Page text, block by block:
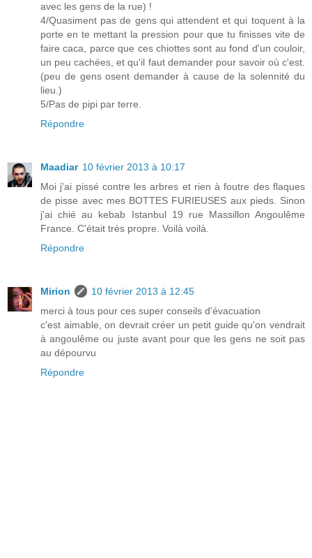
avec les gens de la rue) !
4/Quasiment pas de gens qui attendent et qui toquent à la
porte en te mettant la pression pour que tu finisses vite de
faire caca, parce que ces chiottes sont au fond d'un couloir,
un peu cachées, et qu'il faut demander pour savoir où c'est.
(peu de gens osent demander à cause de la solennité du
lieu.)
5/Pas de pipi par terre.
Répondre
Maadiar 10 février 2013 à 10:17
Moi j'ai pissé contre les arbres et rien à foutre des flaques
de pisse avec mes BOTTES FURIEUSES aux pieds. Sinon
j'ai chié au kebab Istanbul 19 rue Massillon Angoulême
France. C'était très propre. Voilà voilà.
Répondre
Mirion
10 février 2013 à 12:45
merci à tous pour ces super conseils d'évacuation
c'est aimable, on devrait créer un petit guide qu'on vendrait
à angoulême ou juste avant pour que les gens ne soit pas
au dépourvu
Répondre